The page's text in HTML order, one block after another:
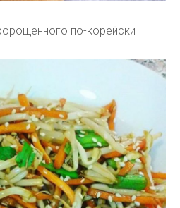
по-корейски